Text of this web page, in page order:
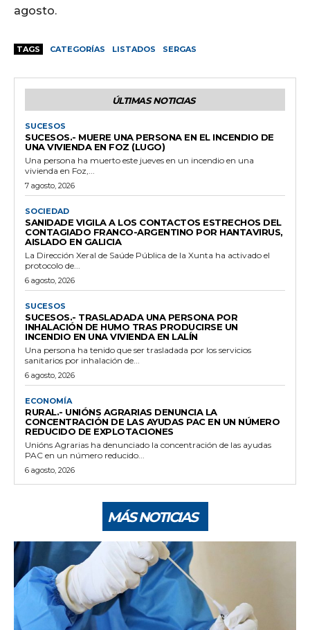
agosto.
TAGS CATEGORÍAS LISTADOS SERGAS
ÚLTIMAS NOTICIAS
SUCESOS
SUCESOS.- MUERE UNA PERSONA EN EL INCENDIO DE
UNA VIVIENDA EN FOZ (LUGO)
Una persona ha muerto este jueves en un incendio en una
vivienda en Foz,...
7 agosto, 2026
SOCIEDAD
SANIDADE VIGILA A LOS CONTACTOS ESTRECHOS DEL
CONTAGIADO FRANCO-ARGENTINO POR HANTAVIRUS,
AISLADO EN GALICIA
La Dirección Xeral de Saúde Pública de la Xunta ha activado el
protocolo de...
6 agosto, 2026
SUCESOS
SUCESOS.- TRASLADADA UNA PERSONA POR
INHALACIÓN DE HUMO TRAS PRODUCIRSE UN
INCENDIO EN UNA VIVIENDA EN LALÍN
Una persona ha tenido que ser trasladada por los servicios
sanitarios por inhalación de...
6 agosto, 2026
ECONOMÍA
RURAL.- UNIÓNS AGRARIAS DENUNCIA LA
CONCENTRACIÓN DE LAS AYUDAS PAC EN UN NÚMERO
REDUCIDO DE EXPLOTACIONES
Unións Agrarias ha denunciado la concentración de las ayudas
PAC en un número reducido...
6 agosto, 2026
MÁS NOTICIAS